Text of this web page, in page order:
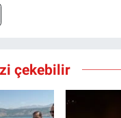
çekebilir